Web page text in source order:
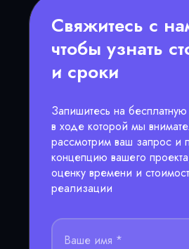
Свяжитесь с
чтобы узнать
и сроки
Запишитесь на
в ходе которой мы
рассмотрим ваш запрос и
концепцию вашего
оценку времени и
реализации